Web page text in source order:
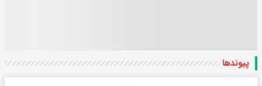
پیوندها